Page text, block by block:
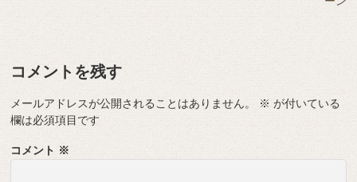
コメントを残す
メールアドレスが公開されることはありません。 ※ が付いている
欄は必須項目です
コメント ※